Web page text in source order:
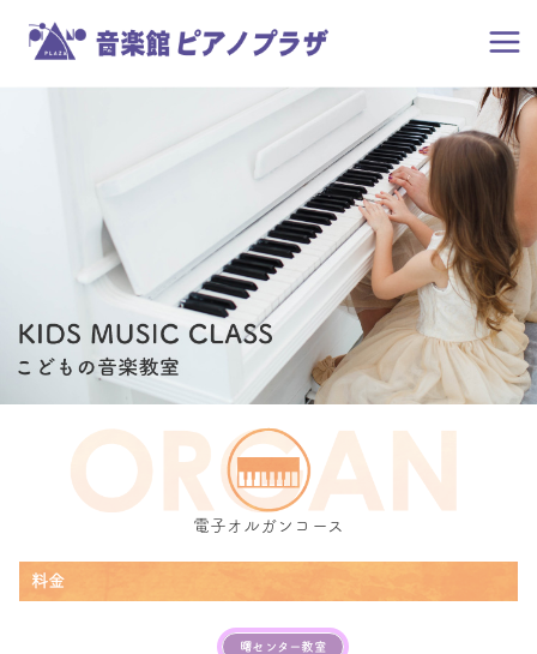
電子オルガンコース
料金
曙センター教室